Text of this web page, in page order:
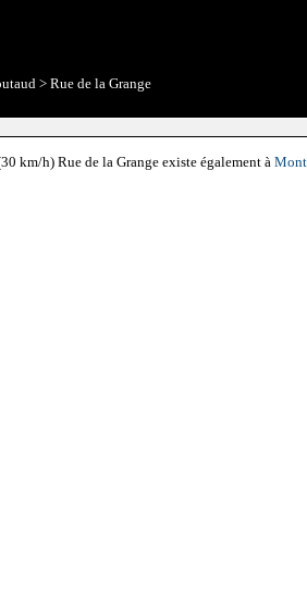
> Rue de la Grange
km/h) Rue de la Grange existe également à